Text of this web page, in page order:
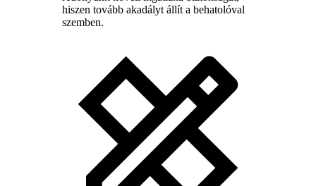
hiszen tovább akadályt állít a behatolóval
szemben.